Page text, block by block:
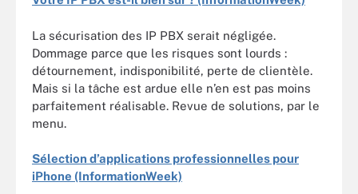
La sécurisation des IP PBX serait négligée.
Dommage parce que les risques sont lourds :
détournement, indisponibilité, perte de clientèle.
Mais si la tâche est ardue elle n’en est pas moins
parfaitement réalisable. Revue de solutions, par le
menu.
Sélection d’applications professionnelles pour
iPhone (InformationWeek)